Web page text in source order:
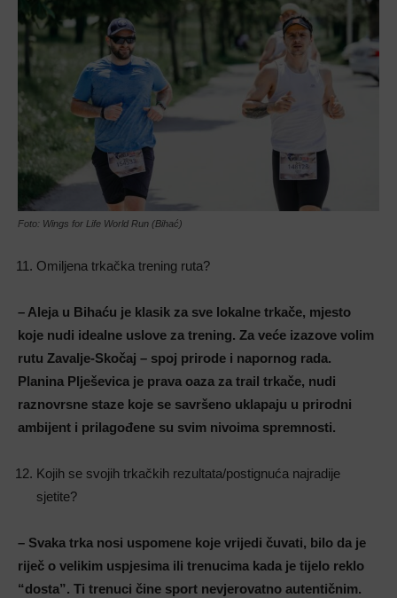
Foto: Wings for Life World Run (Bihać)
Omiljena trkačka trening ruta?
– Aleja u Bihaću je klasik za sve lokalne trkače, mjesto
koje nudi idealne uslove za trening. Za veće izazove volim
rutu Zavalje-Skočaj – spoj prirode i napornog rada.
Planina Plješevica je prava oaza za trail trkače, nudi
raznovrsne staze koje se savršeno uklapaju u prirodni
ambijent i prilagođene su svim nivoima spremnosti.
Kojih se svojih trkačkih rezultata/postignuća najradije
sjetite?
– Svaka trka nosi uspomene koje vrijedi čuvati, bilo da je
riječ o velikim uspjesima ili trenucima kada je tijelo reklo
“dosta”. Ti trenuci čine sport nevjerovatno autentičnim.